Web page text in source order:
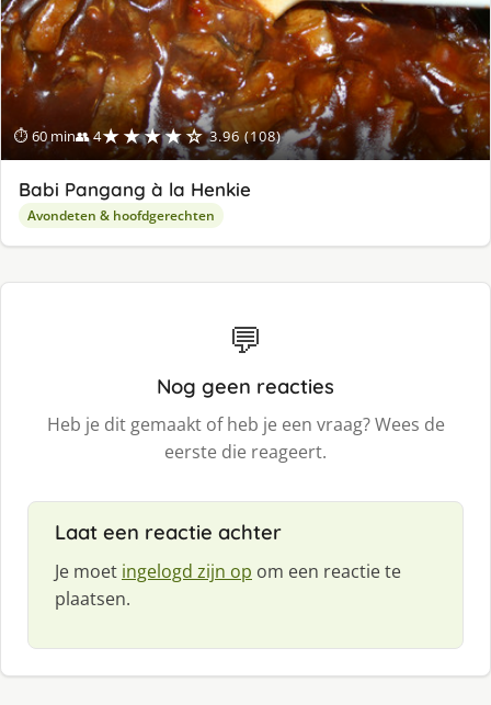
⏱ 60 min👥 4★★★★☆ 3.96 (108)
Babi Pangang à la Henkie
Avondeten & hoofdgerechten
💬
Nog geen reacties
Heb je dit gemaakt of heb je een vraag? Wees de
eerste die reageert.
Laat een reactie achter
Je moet ingelogd zijn op om een reactie te
plaatsen.